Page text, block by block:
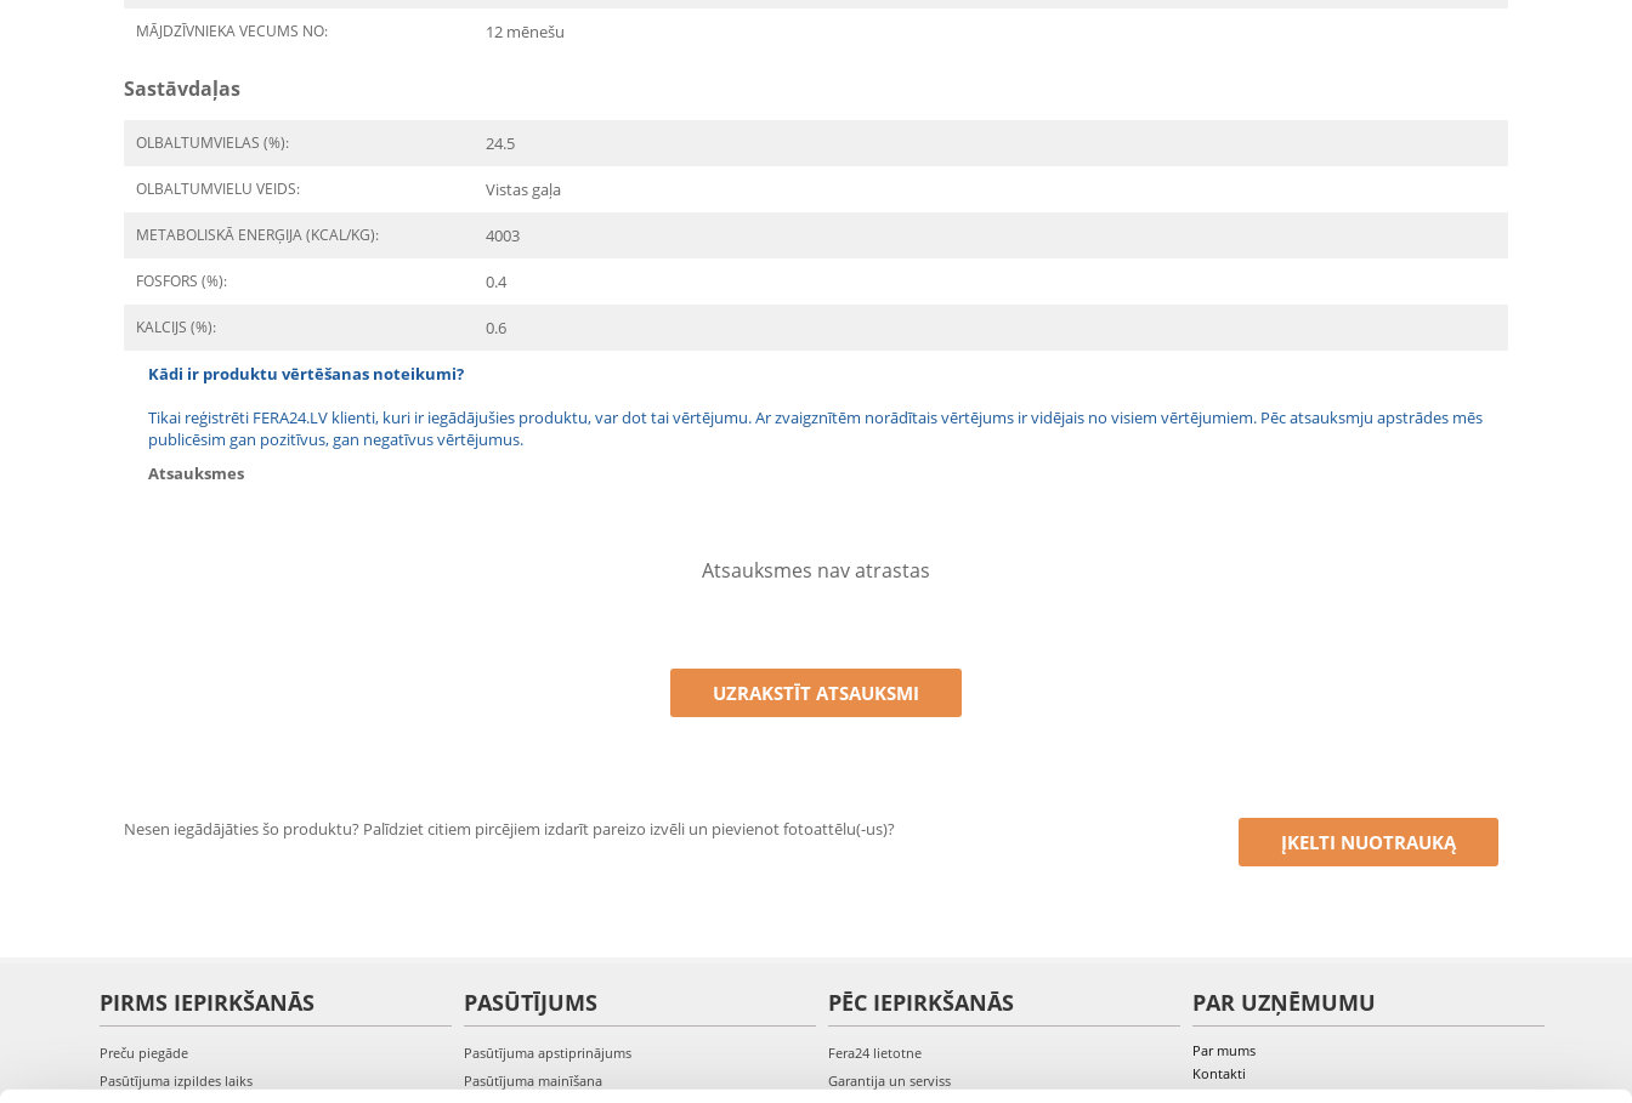
MĀJDZĪVNIEKA VECUMS NO: 12 mēnešu
Sastāvdaļas
OLBALTUMVIELAS (%): 24.5
OLBALTUMVIELU VEIDS: Vistas gaļa
METABOLISKĀ ENERĢIJA (KCAL/KG): 4003
FOSFORS (%): 0.4
KALCIJS (%): 0.6
Kādi ir produktu vērtēšanas noteikumi?
Tikai reģistrēti FERA24.LV klienti, kuri ir iegādājušies produktu, var dot tai vērtējumu. Ar zvaigznītēm norādītais vērtējums ir vidējais no visiem vērtējumiem. Pēc atsauksmju apstrādes mēs
publicēsim gan pozitīvus, gan negatīvus vērtējumus.
Atsauksmes
Atsauksmes nav atrastas
UZRAKSTĪT ATSAUKSMI
Nesen iegādājāties šo produktu? Palīdziet citiem pircējiem izdarīt pareizo izvēli un pievienot fotoattēlu(-us)?
ĮKELTI NUOTRAUKĄ
PIRMS IEPIRKŠANĀS
Preču piegāde
Pasūtījuma izpildes laiks
PASŪTĪJUMS
Pasūtījuma apstiprinājums
Pasūtījuma mainīšana
PĒC IEPIRKŠANĀS
Fera24 lietotne
Garantija un serviss
PAR UZŅĒMUMU
Par mums
Kontakti